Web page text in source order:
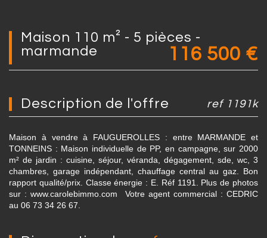
maison 110 m² - 5 pièces -
marmande
116 500 €
description de l'offre ref 1191k
Maison à vendre à FAUGUEROLLES : entre MARMANDE et
TONNEINS : Maison individuelle de PP, en campagne, sur 2000
m² de jardin : cuisine, séjour, véranda, dégagement, sde, wc, 3
chambres, garage indépendant, chauffage central au gaz. Bon
rapport qualité/prix. Classe énergie : E. Réf 1191. Plus de photos
sur : www.carolebimmo.com Votre agent commercial : CEDRIC
au 06 73 34 26 67.